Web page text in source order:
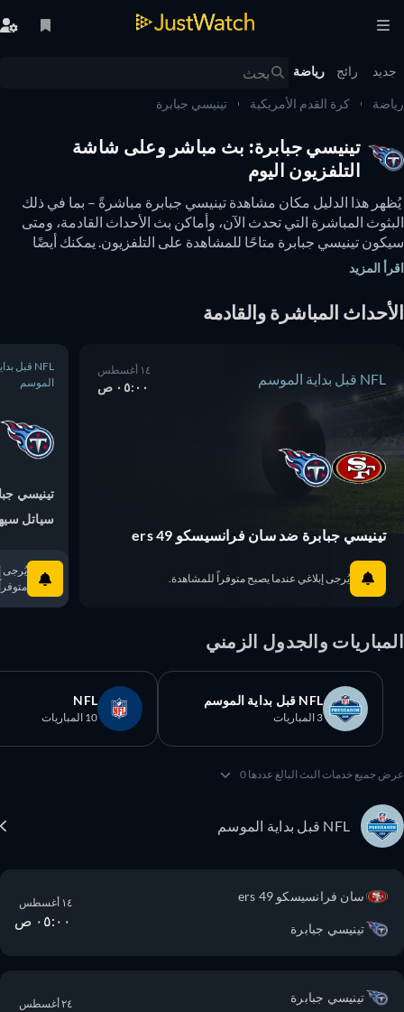
رائج رياضة
كرة القدم الأمريكية تينيسي جبابرة
تينيسي جبابرة: بث مباشر وعلى شاشة
التلفزيون اليوم
يُظهر هذا الدليل مكان مشاهدة تينيسي جبابرة مباشرةً – بما في ذلك
البثوث المباشرة التي تحدث الآن، وأماكن بث الأحداث القادمة، ومتى
سيكون تينيسي جبابرة متاحًا للمشاهدة على التلفزيون. يمكنك أيضًا
المزيد
المباشرة والقادمة
NFL قبل بداية الموسم ٠٥:٠٠ ص
تينيسي جبابرة ضد سان فرانسيسكو 49 ers
يُرجى إبلاغي عندما يصبح متوفراً للمشاهدة.
NFL قبل بداية
الموسم
تينيسي
سياتل
يُرجى
متوفراً
والجدول الزمني
NFL قبل بداية الموسم
3 المباريات
NFL
10 المباريات
جميع خدمات البث البالغ عددها 0
NFL قبل بداية الموسم
سان فرانسيسكو 49 ers
تينيسي جبابرة ٠٥:٠٠ ص
تينيسي جبابرة